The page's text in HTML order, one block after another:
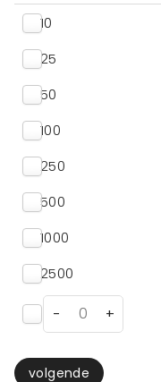
10
25
50
100
250
500
1000
2500
- +
volgende